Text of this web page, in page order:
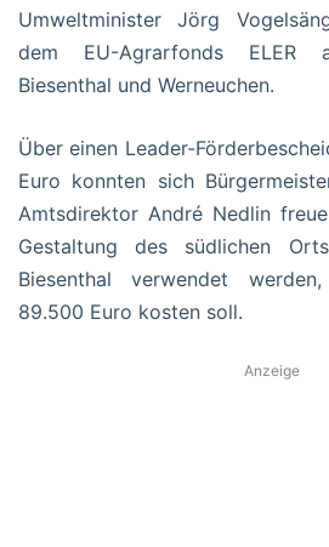
Umweltminister Jörg
dem EU-Agrarfonds ELER
Biesenthal und Werneuchen.
Über einen Leader-
Euro konnten sich
Amtsdirektor André Nedlin
Gestaltung des südlichen
Biesenthal verwendet
89.500 Euro kosten soll.
Anzeige